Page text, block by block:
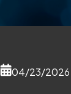
04/23/2026